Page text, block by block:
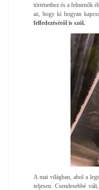
történethez és a felmenők
az, hogy ki hogyan
felfedezéséről is szól.
A mai világban, ahol a
teljesen. Csendesebbé